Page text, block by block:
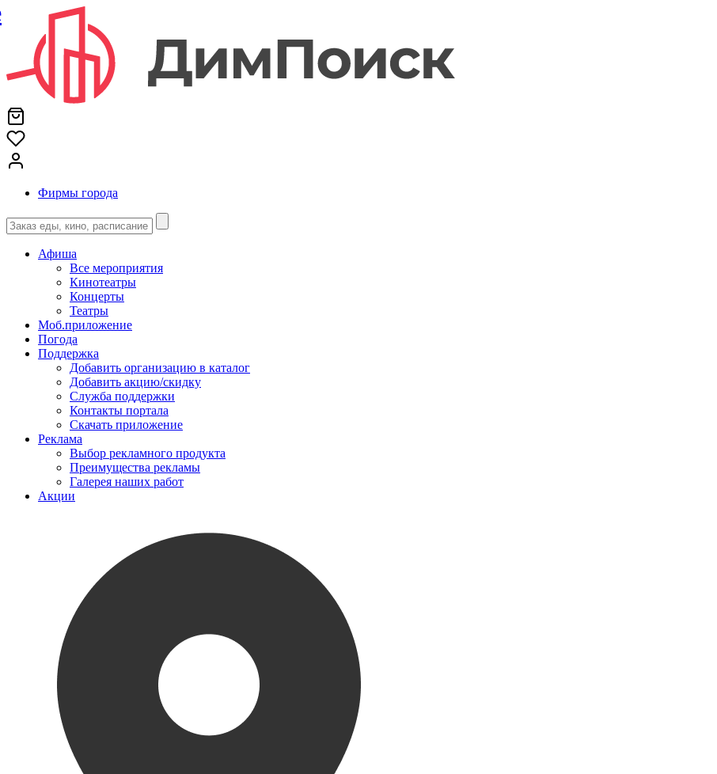
Фирмы города
Афиша
Все мероприятия
Кинотеатры
Концерты
Театры
Моб.приложение
Погода
Поддержка
Добавить организацию в каталог
Добавить акцию/скидку
Служба поддержки
Контакты портала
Скачать приложение
Реклама
Выбор рекламного продукта
Преимущества рекламы
Галерея наших работ
Акции